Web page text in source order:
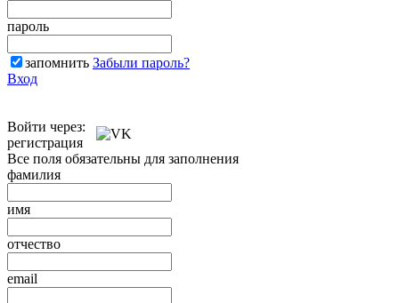
пароль
запомнить Забыли пароль?
Вход
Войти через:
регистрация
Все поля обязательны для заполнения
фамилия
имя
отчество
email